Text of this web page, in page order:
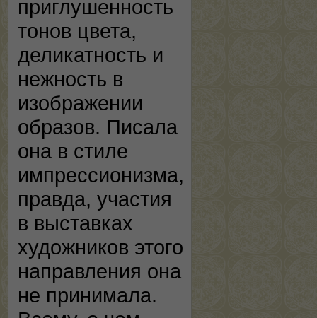
приглушенность
тонов цвета,
деликатность и
нежность в
изображении
образов. Писала
она в стиле
импрессионизма,
правда, участия
в выставках
художников этого
направления она
не принимала.